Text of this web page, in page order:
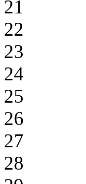
21
22
23
24
25
26
27
28